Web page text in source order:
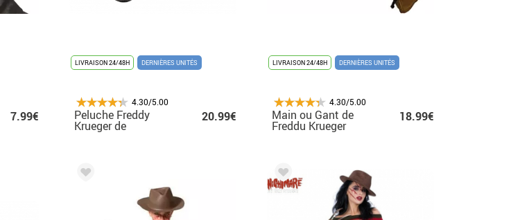
7.99€
LIVRAISON 24/48H DERNIÈRES UNITÉS
4.30/5.00
Peluche Freddy
Krueger de
Cauchemar sur Elm
20.99€
LIVRAISON 24/48H DERNIÈRES UNITÉS
4.30/5.00
Main ou Gant de
Freddu Krueger
18.99€